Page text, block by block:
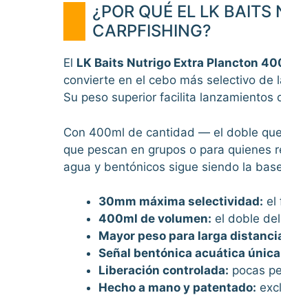
¿POR QUÉ EL LK
CARPFISHING?
El LK Baits Nutrigo Extra Plancton
convierte en el cebo más selectivo de
Su peso superior facilita
Con 400ml de cantidad — el doble
que pescan en grupos o para
agua y bentónicos sigue siendo la
30mm máxima selectividad: el
400ml de volumen: el doble
Mayor peso para larga
Señal bentónica acuática
Liberación controlada: pocas
Hecho a mano y patentado: